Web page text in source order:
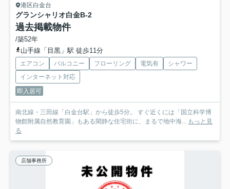
港区白金台
グランシャリオ白金B-2
過去掲載物件
/築52年
山手線「目黒」駅 徒歩11分
エアコン バルコニー フローリング 電気有
シャワー
インターネット対応
即入居可
南北線・三田線「白金台駅」から徒歩5分。 すぐ近くには「国立科学博
物館附属自然教育園」もある閑静な住宅街に、まるで地中海... もっと見
る
店舗事務所